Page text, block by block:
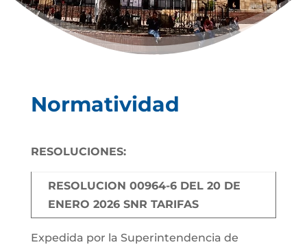
Normatividad
RESOLUCIONES:
RESOLUCION 00964-6 DEL 20 DE
ENERO 2026 SNR TARIFAS
Expedida por la Superintendencia de